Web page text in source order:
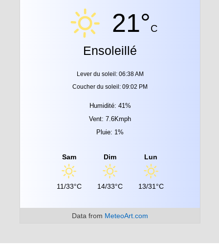
21°C
Ensoleillé
Lever du soleil: 06:38 AM
Coucher du soleil: 09:02 PM
Humidité: 41%
Vent: 7.6Kmph
Pluie: 1%
Sam
11/33°C
Dim
14/33°C
Lun
13/31°C
Data from MeteoArt.com